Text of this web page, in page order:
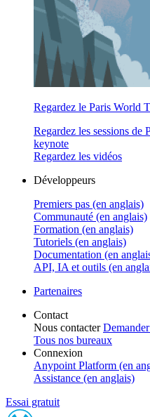
Regardez le Paris World
Regardez les sessions de
keynote
Regardez les vidéos
Développeurs
Premiers pas (en anglais)
Communauté (en anglais)
Formation (en anglais)
Tutoriels (en anglais)
Documentation (en
API, IA et outils (en
Partenaires
Contact
Nous contacter
Tous nos bureaux
Connexion
Anypoint Platform (en
Assistance (en anglais)
Essai gratuit